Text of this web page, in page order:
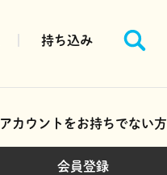
持ち込み
アカウントをお持ちでない方
会員登録